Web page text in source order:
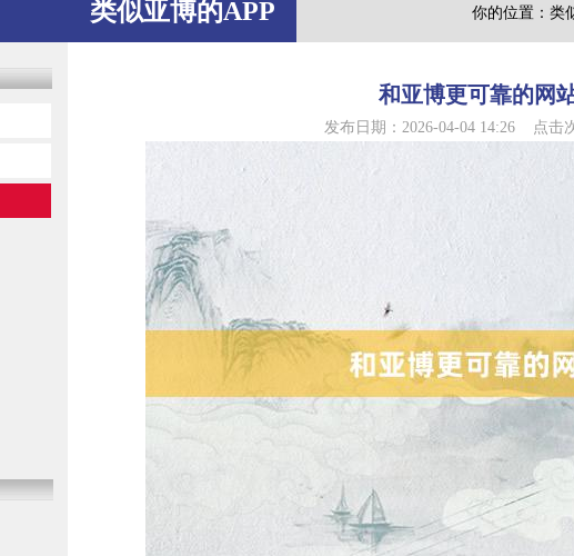
类似亚博的APP 你的位置： 类
和亚博更可靠的网
发布日期：2026-04-04 14:26 点击